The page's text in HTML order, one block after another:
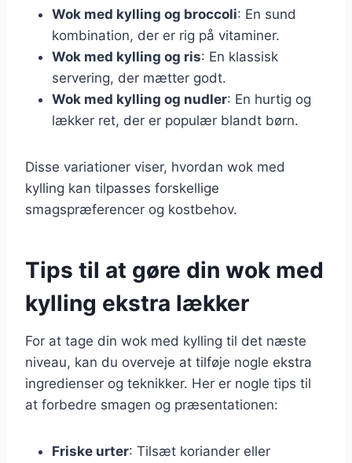
Wok med kylling og broccoli: En sund
kombination, der er rig på vitaminer.
Wok med kylling og ris: En klassisk
servering, der mætter godt.
Wok med kylling og nudler: En hurtig og
lækker ret, der er populær blandt børn.
Disse variationer viser, hvordan wok med
kylling kan tilpasses forskellige
smagspræferencer og kostbehov.
Tips til at gøre din wok med
kylling ekstra lækker
For at tage din wok med kylling til det næste
niveau, kan du overveje at tilføje nogle ekstra
ingredienser og teknikker. Her er nogle tips til
at forbedre smagen og præsentationen:
Friske urter: Tilsæt koriander eller